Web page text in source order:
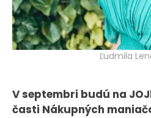
Ľudmila
V septembri budú na
časti Nákupných